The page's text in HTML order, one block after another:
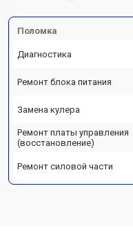
Поломка
Диагностика
Ремонт блока питания
Замена кулера
Ремонт платы управления
(восстановление)
Ремонт силовой части